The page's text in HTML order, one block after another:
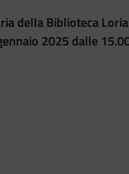
della Biblioteca
2025 dalle